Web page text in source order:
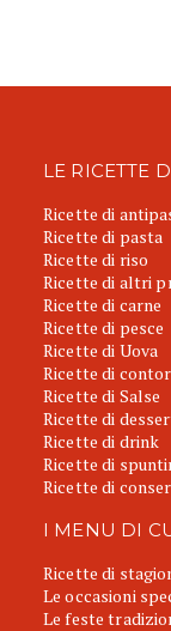
LE RICETTE
Ricette di
Ricette di pasta
Ricette di riso
Ricette di altri
Ricette di carne
Ricette di pesce
Ricette di Uova
Ricette di
Ricette di Salse
Ricette di
Ricette di drink
Ricette di
Ricette di
I MENU DI
Ricette di
Le occasioni
Le feste